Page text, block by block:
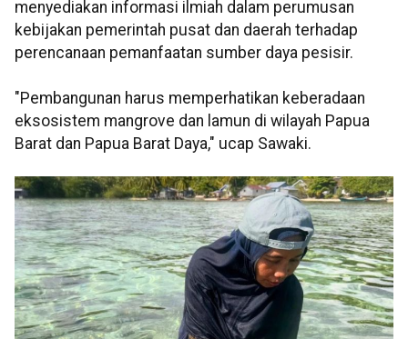
menyediakan informasi ilmiah dalam perumusan
kebijakan pemerintah pusat dan daerah terhadap
perencanaan pemanfaatan sumber daya pesisir.
"Pembangunan harus memperhatikan keberadaan
eksosistem mangrove dan lamun di wilayah Papua
Barat dan Papua Barat Daya," ucap Sawaki.